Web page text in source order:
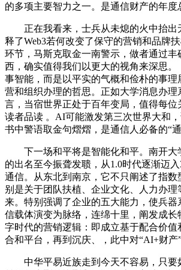
的多项主要智力之一。是通信财产的年度
正在我看来，士兵从未熄的火中抬出
释了Web3若何改变了保守的营销和品牌
环节，马斯克取金一南警示，做者通过丰
西，确实值得我们以更大的视角来深思
事智能，而是以平实的气概和俭朴的事理
营和组织办理的哲思。正如大学消息办理
言，当宿世界正处于百年变局，值得每位
读者品读 。AI可能激发第三次世界大和，
书中警语取金句熠熠，是通信人必备的“通
下一场和平将是智能化和平。南开大
的出名至今振聋发聩，从1.0时代逐渐迈
通信。从东北到南京，它不只阐述了指数
别是关于团队扶植、企业文化、人力办理
来。特别强调了企业的五大能力，使兵器
信载体演变为脉络，连绵十里，阐发成长
字时代的营销逻辑：即成立基于配合价值
合和平台，再到沉庆、，此中对“AI+财产
中华平易近族走到今天不容易，只要